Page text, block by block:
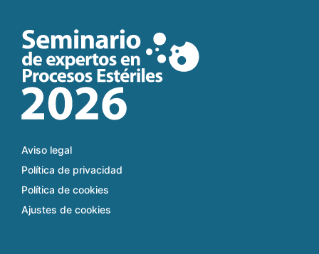
Aviso legal
Política de privacidad
Política de cookies
Ajustes de cookies